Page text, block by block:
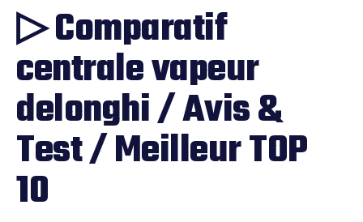
▷ Comparatif
centrale vapeur
delonghi / Avis &
Test / Meilleur TOP
10